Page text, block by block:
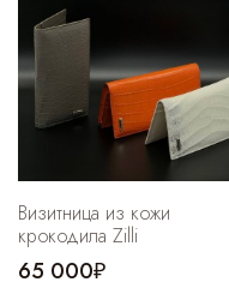
Визитница из кожи
крокодила Zilli
65 000₽